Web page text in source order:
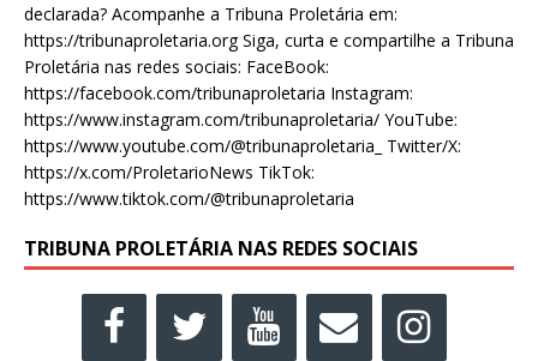
declarada? Acompanhe a Tribuna Proletária em:
https://tribunaproletaria.org Siga, curta e compartilhe a Tribuna
Proletária nas redes sociais: FaceBook:
https://facebook.com/tribunaproletaria Instagram:
https://www.instagram.com/tribunaproletaria/ YouTube:
https://www.youtube.com/@tribunaproletaria_ Twitter/X:
https://x.com/ProletarioNews TikTok:
https://www.tiktok.com/@tribunaproletaria
TRIBUNA PROLETÁRIA NAS REDES SOCIAIS